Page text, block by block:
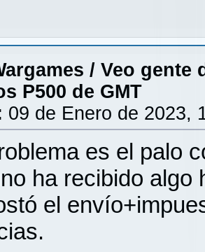
/ Veo gente
P500 de GMT
09 de Enero de 2023,
es el palo
ha recibido algo
el